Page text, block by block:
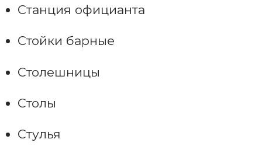
Станция официанта
Стойки барные
Столешницы
Столы
Стулья